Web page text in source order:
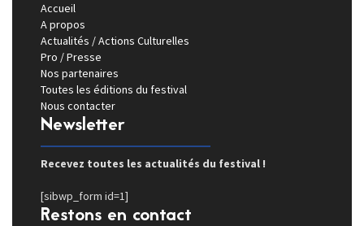
Accueil
A propos
Actualités / Actions Culturelles
Pro / Presse
Nos partenaires
Toutes les éditions du festival
Nous contacter
Newsletter
Recevez toutes les actualités du festival !
[sibwp_form id=1]
Restons en contact